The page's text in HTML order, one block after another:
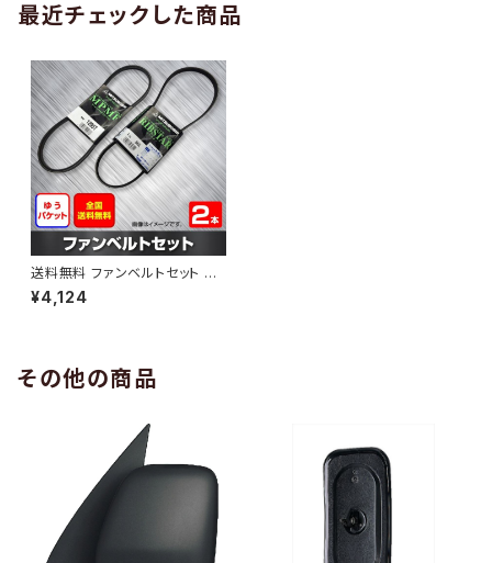
最近チェックした商品
送料無料 ファンベルトセット ホ
ンダ エディックス 型式BE1 H1
6.07～H18.12 （国内トップメー
¥4,124
その他の商品